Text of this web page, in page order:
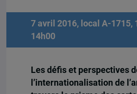
7 avril 2016, local A-1715,
14h00
Les défis et perspectives
l’internationalisation de